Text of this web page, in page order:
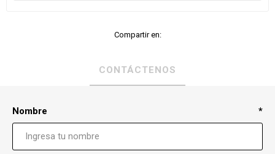
Compartir en:
CONTÁCTENOS
Nombre *